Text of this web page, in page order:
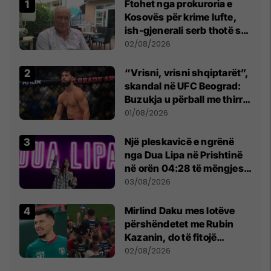
Ftohet nga prokuroria e
Kosovës për krime lufte,
ish-gjenerali serb thotë se
dikush e tradhtoi në
02/08/2026
“Vrisni, vrisni shqiptarët”,
skandal në UFC Beograd:
Buzukja u përball me thirrje
anti-shqiptare nga
01/08/2026
Një pleskavicë e ngrënë
nga Dua Lipa në Prishtinë
në orën 04:28 të mëngjesit
- dhe bota digjitale serbe
03/08/2026
Mirlind Daku mes lotëve
përshëndetet me Rubin
Kazanin, do të fitojë
miliona te Spartak Moska
02/08/2026